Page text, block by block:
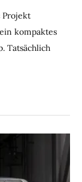
Projekt
kompaktes
Tatsächlich